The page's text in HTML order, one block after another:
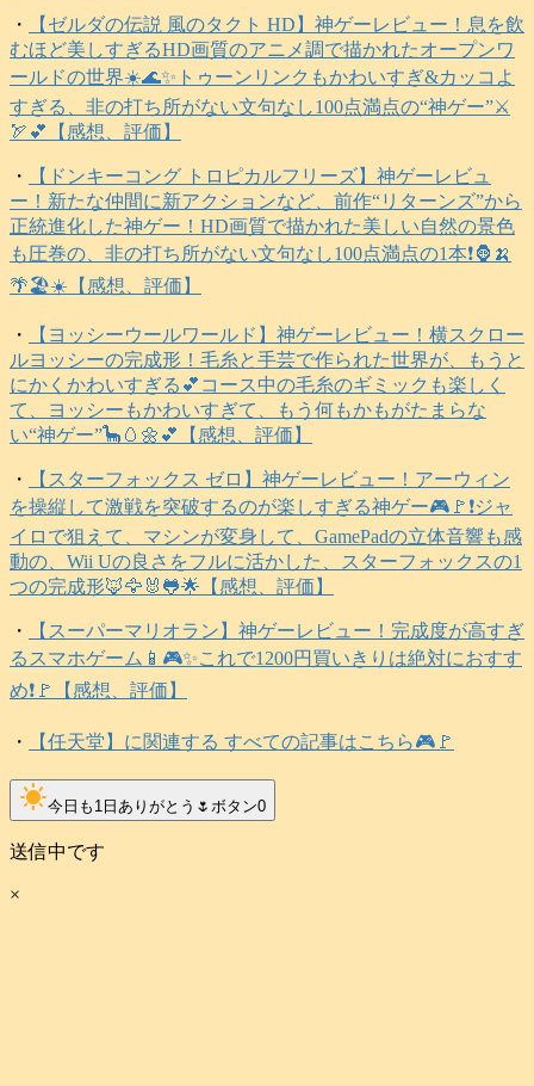
・
【ゼルダの伝説 風のタクト HD】神ゲーレビュー！息を飲
むほど美しすぎるHD画質のアニメ調で描かれたオープンワ
ールドの世界☀️🌊✨トゥーンリンクもかわいすぎ&カッコよ
すぎる、非の打ち所がない文句なし100点満点の“神ゲー”⚔️
🏹💕【感想、評価】
・
【ドンキーコング トロピカルフリーズ】神ゲーレビュ
ー！新たな仲間に新アクションなど、前作“リターンズ”から
正統進化した神ゲー！HD画質で描かれた美しい自然の景色
も圧巻の、非の打ち所がない文句なし100点満点の1本❗️🦍🍌
🌴🏖️☀️【感想、評価】
・
【ヨッシーウールワールド】神ゲーレビュー！横スクロー
ルヨッシーの完成形！毛糸と手芸で作られた世界が、もうと
にかくかわいすぎる💕コース中の毛糸のギミックも楽しく
て、ヨッシーもかわいすぎて、もう何もかもがたまらな
い“神ゲー”🦕🥚🌼💕【感想、評価】
・
【スターフォックス ゼロ】神ゲーレビュー！アーウィン
を操縦して激戦を突破するのが楽しすぎる神ゲー🎮️🚩❗️ジャ
イロで狙えて、マシンが変身して、GamePadの立体音響も感
動の、Wii Uの良さをフルに活かした、スターフォックスの1
つの完成形🦊🦅🐰🐸🌟【感想、評価】
・
【スーパーマリオラン】神ゲーレビュー！完成度が高すぎ
るスマホゲーム📱🎮️✨これで1200円買いきりは絶対におすす
め❗️🚩【感想、評価】
・ 【任天堂】に関連する すべての記事はこちら🎮️🚩
clear_day今日も1日ありがとう🌷ボタン0
送信中です
×